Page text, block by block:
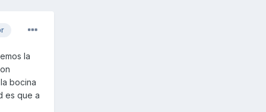
la
bocina
es que a